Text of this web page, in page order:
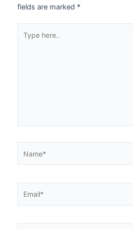
fields are marked *
here..